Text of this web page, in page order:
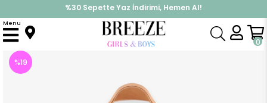
%30 Sepette Yaz İndirimi, Hemen Al!
İndirimlere ek %10 İndirimi Kap, Hemen Üye Ol!
0
Menu
Anasayfa Üst Giyim Tişört
%19